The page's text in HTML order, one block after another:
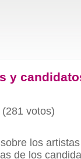
y
votos)
los
de los